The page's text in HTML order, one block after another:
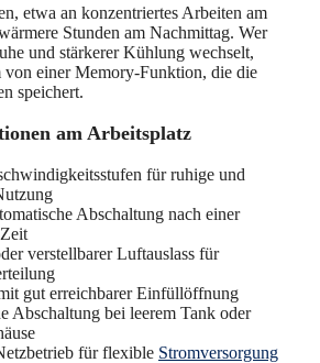
etwa an konzentriertes Arbeiten am
Stunden am Nachmittag. Wer
und stärkerer Kühlung wechselt,
von einer Memory-Funktion, die die
speichert.
am Arbeitsplatz
für ruhige und
Abschaltung nach einer
verstellbarer Luftauslass für
gut erreichbarer Einfüllöffnung
Abschaltung bei leerem Tank oder
für flexible Stromversorgung